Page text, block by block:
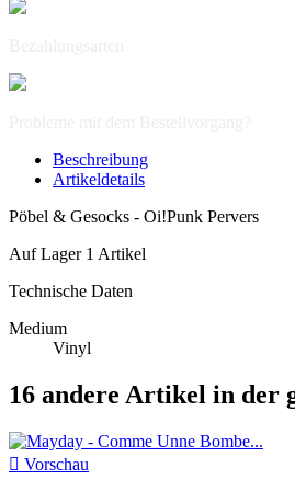
Beschreibung
Artikeldetails
Pöbel & Gesocks - Oi!Punk Pervers
Auf Lager 1 Artikel
Technische Daten
Medium
Vinyl
16 andere Artikel in der
 Vorschau